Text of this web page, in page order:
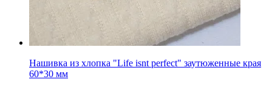
Нашивка из хлопка "Life isnt perfect" заутюженные края
60*30 мм